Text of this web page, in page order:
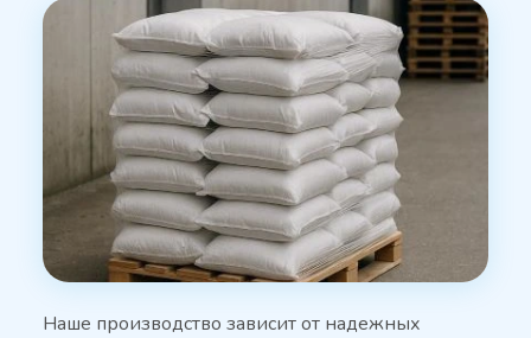
Наше производство зависит от надежных